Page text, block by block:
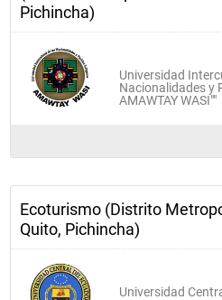
Pichincha)
Universidad
Nacionalidades y
AMAWTAY WASI""
Ecoturismo (Distrito
Quito, Pichincha)
Universidad